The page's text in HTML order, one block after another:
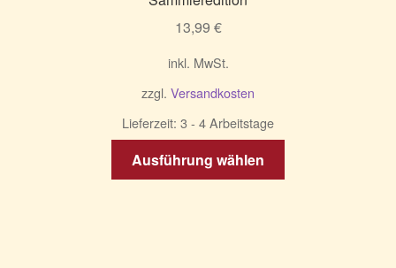
13,99 €
inkl. MwSt.
zzgl. Versandkosten
Lieferzeit: 3 - 4 Arbeitstage
Ausführung wählen